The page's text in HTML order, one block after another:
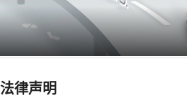
法律声明